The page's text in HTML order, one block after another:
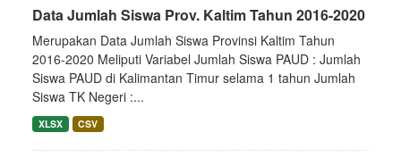
Data Jumlah Siswa Prov. Kaltim Tahun 2016-2020
Merupakan Data Jumlah Siswa Provinsi Kaltim Tahun
2016-2020 Meliputi Variabel Jumlah Siswa PAUD : Jumlah
Siswa PAUD di Kalimantan Timur selama 1 tahun Jumlah
Siswa TK Negeri :...
XLSX CSV